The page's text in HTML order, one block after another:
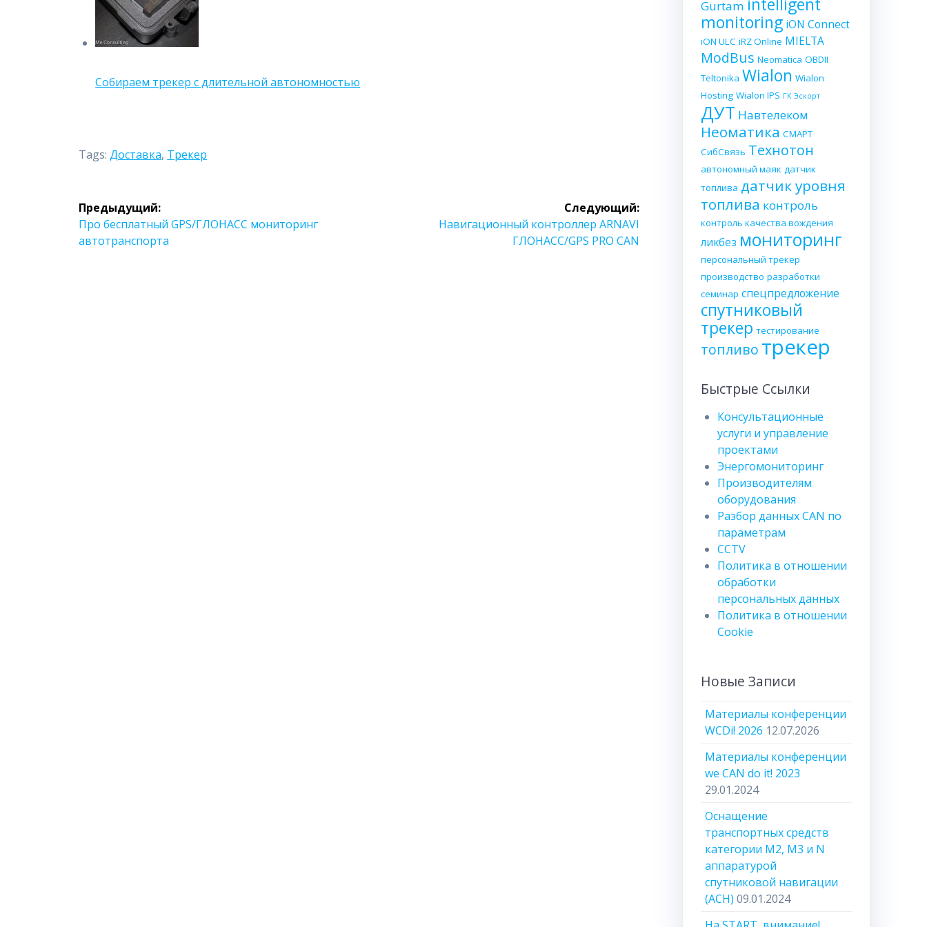
Собираем трекер с длительной автономностью
Tags:Доставка, Трекер
Навигация
по
Предыдущий:
Предыдущая
запись:
Про бесплатный GPS/ГЛОНАСС мониторинг
автотранспорта
Следующий:
Следующая
Навигационный контроллер ARNAVI
ГЛОНАСС/GPS PRO CAN
Gurtam intelligent
monitoring iON Connect
iON ULC iRZ Online MIELTA
ModBus Neomatica OBDII
Teltonika Wialon Wialon
Hosting Wialon IPS ГК Эскорт
ДУТ Навтелеком
Неоматика СМАРТ
СибСвязь Технотон
автономный маяк датчик
топлива датчик уровня
топлива контроль
контроль качества вождения
ликбез мониторинг
персональный трекер
производство разработки
семинар спецпредложение
спутниковый
трекер тестирование
топливо трекер
Быстрые Ссылки
Консультационные
услуги и управление
проектами
Энергомониторинг
Производителям
оборудования
Разбор данных CAN по
параметрам
CCTV
Политика в отношении
обработки
персональных данных
Политика в отношении
Cookie
Новые Записи
Материалы конференции
WCDi! 2026 12.07.2026
Материалы конференции
we CAN do it! 2023
29.01.2024
Оснащение
транспортных средств
категории М2, М3 и N
аппаратурой
спутниковой навигации
(АСН) 09.01.2024